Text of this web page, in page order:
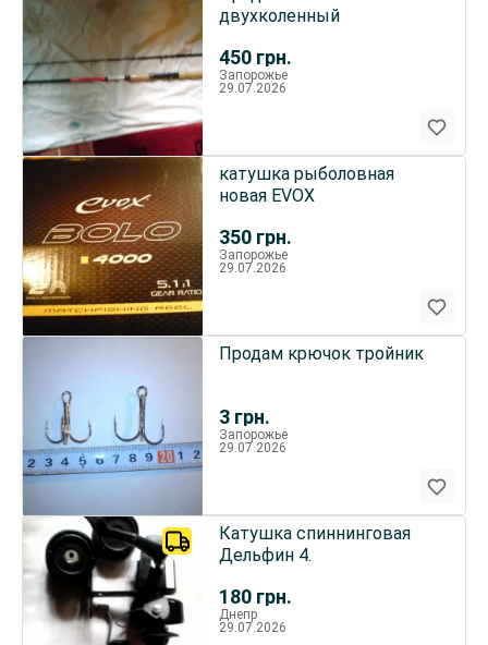
450 грн.
двухколенный
Запорожье
29.07.2026
350 грн.
катушка рыболовная
новая EVOX
Запорожье
29.07.2026
3 грн.
Продам крючок тройник
Запорожье
29.07.2026
180 грн.
Катушка спиннинговая
Дельфин 4.
Днепр
29.07.2026